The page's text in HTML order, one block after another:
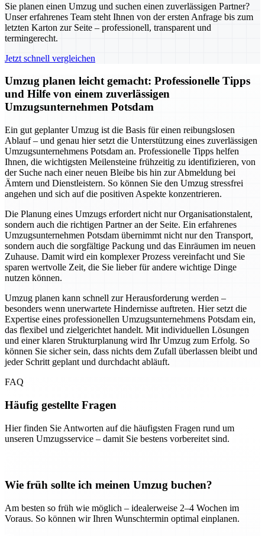
Sie planen einen Umzug und suchen einen zuverlässigen Partner?
Unser erfahrenes Team steht Ihnen von der ersten Anfrage bis zum
letzten Karton zur Seite – professionell, transparent und
termingerecht.
Jetzt schnell vergleichen
Umzug planen leicht gemacht: Professionelle Tipps
und Hilfe von einem zuverlässigen
Umzugsunternehmen Potsdam
Ein gut geplanter Umzug ist die Basis für einen reibungslosen
Ablauf – und genau hier setzt die Unterstützung eines zuverlässigen
Umzugsunternehmens Potsdam an. Professionelle Tipps helfen
Ihnen, die wichtigsten Meilensteine frühzeitig zu identifizieren, von
der Suche nach einer neuen Bleibe bis hin zur Abmeldung bei
Ämtern und Dienstleistern. So können Sie den Umzug stressfrei
angehen und sich auf die positiven Aspekte konzentrieren.
Die Planung eines Umzugs erfordert nicht nur Organisationstalent,
sondern auch die richtigen Partner an der Seite. Ein erfahrenes
Umzugsunternehmen Potsdam übernimmt nicht nur den Transport,
sondern auch die sorgfältige Packung und das Einräumen im neuen
Zuhause. Damit wird ein komplexer Prozess vereinfacht und Sie
sparen wertvolle Zeit, die Sie lieber für andere wichtige Dinge
nutzen können.
Umzug planen kann schnell zur Herausforderung werden –
besonders wenn unerwartete Hindernisse auftreten. Hier setzt die
Expertise eines professionellen Umzugsunternehmens Potsdam ein,
das flexibel und zielgerichtet handelt. Mit individuellen Lösungen
und einer klaren Strukturplanung wird Ihr Umzug zum Erfolg. So
können Sie sicher sein, dass nichts dem Zufall überlassen bleibt und
jeder Schritt geplant und durchdacht abläuft.
FAQ
Häufig gestellte Fragen
Hier finden Sie Antworten auf die häufigsten Fragen rund um
unseren Umzugsservice – damit Sie bestens vorbereitet sind.
Wie früh sollte ich meinen Umzug buchen?
Am besten so früh wie möglich – idealerweise 2–4 Wochen im
Voraus. So können wir Ihren Wunschtermin optimal einplanen.